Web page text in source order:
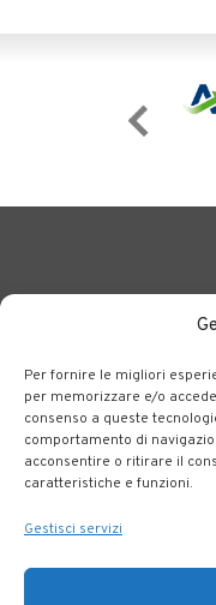
Per fornire le migliori
per memorizzare e/o
consenso a queste
comportamento di
acconsentire o ritirare il
caratteristiche e funzioni.
Gestisci servizi
BERGAMO
dedite al